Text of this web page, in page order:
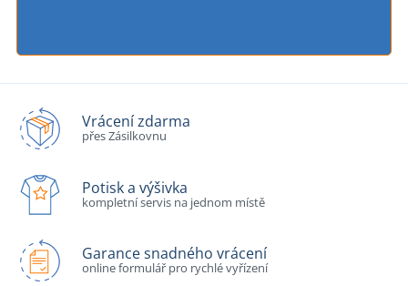
Vrácení zdarma
přes Zásilkovnu
Potisk a výšivka
kompletní servis na jednom místě
Garance snadného vrácení
online formulář pro rychlé vyřízení